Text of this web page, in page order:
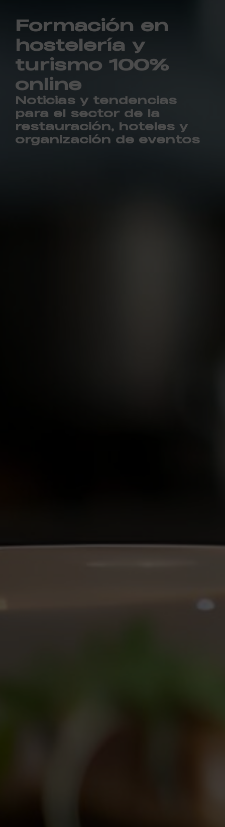
Formación en
hostelería y
turismo 100%
online
Noticias y tendencias
para el sector de la
restauración, hoteles y
organización de eventos